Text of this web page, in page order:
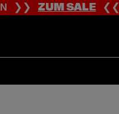
❯❯ZUM SALE❮❮